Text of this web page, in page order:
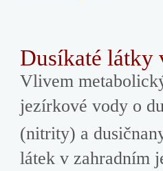
Dusíkaté látky
Vlivem
jezírkové vody o
(nitrity) a
látek v zahradním